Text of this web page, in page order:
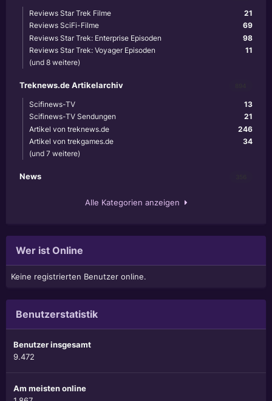
21
Reviews Star Trek Filme
69
Reviews SciFi-Filme
98
Reviews Star Trek: Enterprise Episoden
11
Reviews Star Trek: Voyager Episoden
(und 8 weitere)
Treknews.de Artikelarchiv
13
Scifinews-TV
21
Scifinews-TV Sendungen
246
Artikel von treknews.de
34
Artikel von trekgames.de
(und 7 weitere)
News
Alle Kategorien anzeigen
Wer ist Online
Keine registrierten Benutzer online.
Benutzerstatistik
Benutzer insgesamt
9.472
Am meisten online